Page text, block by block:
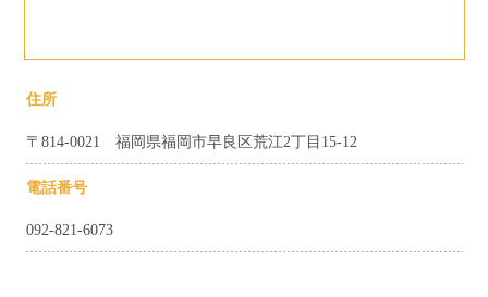
住所
〒814-0021 福岡県福岡市早良区荒江2丁目15-12
電話番号
092-821-6073